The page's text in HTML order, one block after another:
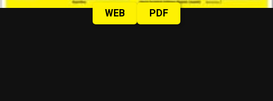
WEB PDF